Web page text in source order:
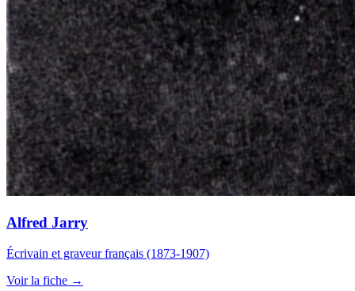
Alfred Jarry
Écrivain et graveur français (1873-1907)
Voir la fiche →